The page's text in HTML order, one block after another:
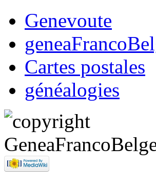
Genevoute
Cartes postales
généalogies